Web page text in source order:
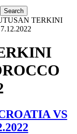
TERKINI
VS